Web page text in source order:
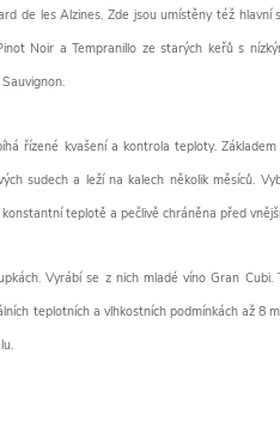
de les Alzines. Zde jsou umístěny též
Noir a Tempranillo ze starých keřů s
řízené kvašení a kontrola teploty.
sudech a leží na kalech několik měsíců.
teplotě a pečlivě chráněna před
Vyrábí se z nich mladé víno Gran
teplotních a vlhkostních podmínkách až 8